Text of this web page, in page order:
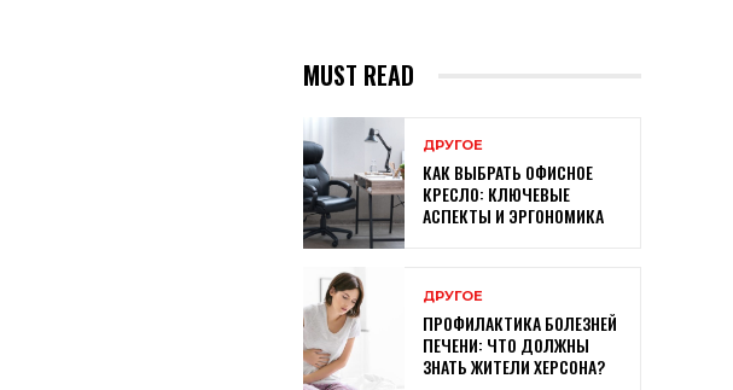
MUST READ
ДРУГОЕ
КАК ВЫБРАТЬ ОФИСНОЕ
КРЕСЛО: КЛЮЧЕВЫЕ
АСПЕКТЫ И ЭРГОНОМИКА
ДРУГОЕ
ПРОФИЛАКТИКА БОЛЕЗНЕЙ
ПЕЧЕНИ: ЧТО ДОЛЖНЫ
ЗНАТЬ ЖИТЕЛИ ХЕРСОНА?